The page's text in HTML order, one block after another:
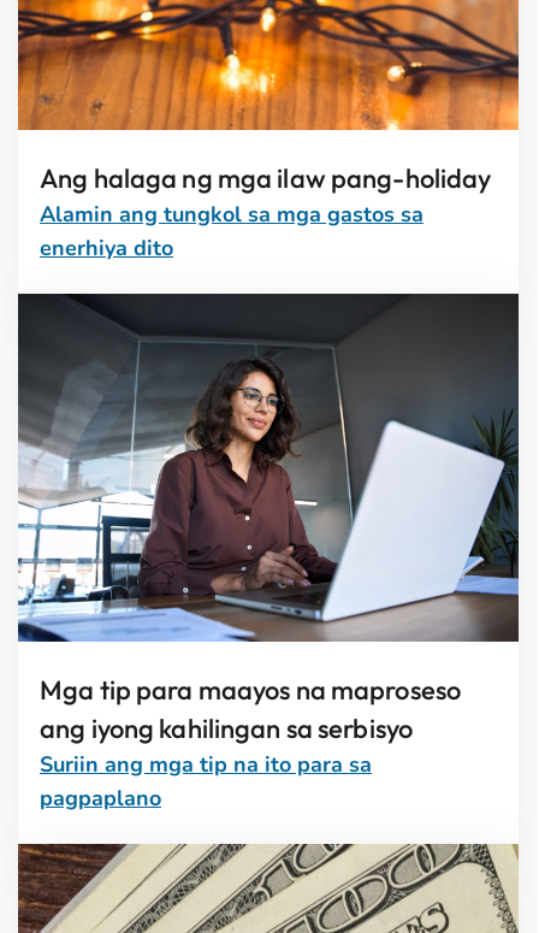
Ang halaga ng mga ilaw pang-holiday
Alamin ang tungkol sa mga gastos sa
enerhiya dito
Mga tip para maayos na maproseso
ang iyong kahilingan sa serbisyo
Suriin ang mga tip na ito para sa
pagpaplano